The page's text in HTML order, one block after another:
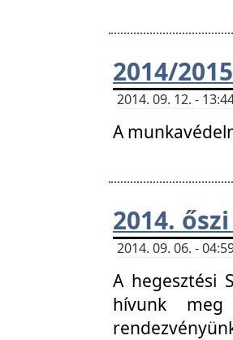
2014/
2014. 09. 12. -
A
2014.
2014. 09. 06. -
A hegesztési
hívunk